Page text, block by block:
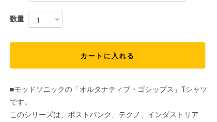
数量
カートに入れる
■モッドソニックの「オルタナティブ・ゴシップス」Tシャツ
です。
このシリーズは、ポストパンク、テクノ、インダストリア